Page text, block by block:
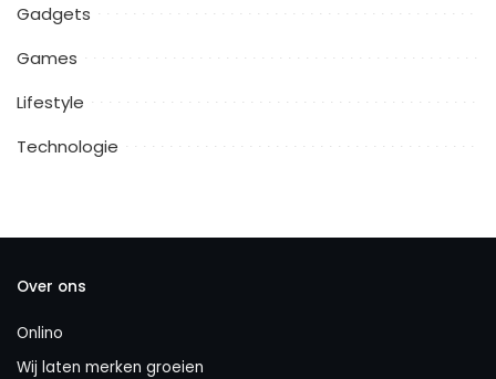
Gadgets
Games
Lifestyle
Technologie
Over ons
Onlino
Wij laten merken groeien